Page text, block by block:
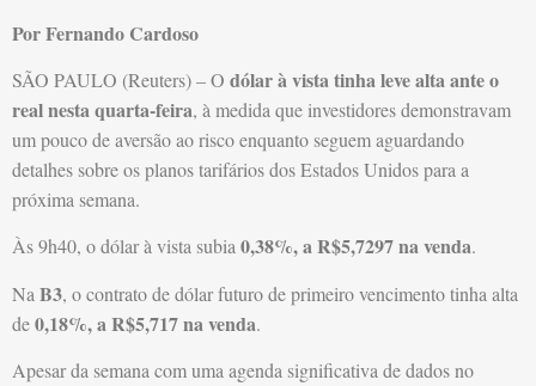
Por Fernando Cardoso
SÃO PAULO (Reuters) – O dólar à vista tinha leve alta ante o
real nesta quarta-feira, à medida que investidores demonstravam
um pouco de aversão ao risco enquanto seguem aguardando
detalhes sobre os planos tarifários dos Estados Unidos para a
próxima semana.
Às 9h40, o dólar à vista subia0,38%, a R$5,7297 na venda.
Na B3, o contrato de dólar futuro de primeiro vencimento tinha alta
de0,18%, a R$5,717 na venda.
Apesar da semana com uma agenda significativa de dados no